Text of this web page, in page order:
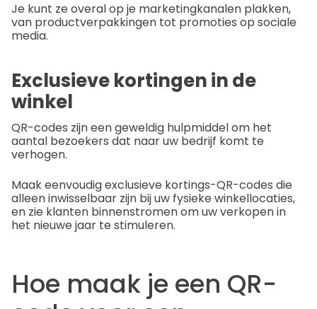
Je kunt ze overal op je marketingkanalen plakken,
van productverpakkingen tot promoties op sociale
media.
Exclusieve kortingen in de
winkel
QR-codes zijn een geweldig hulpmiddel om het
aantal bezoekers dat naar uw bedrijf komt te
verhogen.
Maak eenvoudig exclusieve kortings-QR-codes die
alleen inwisselbaar zijn bij uw fysieke winkellocaties,
en zie klanten binnenstromen om uw verkopen in
het nieuwe jaar te stimuleren.
Hoe maak je een QR-